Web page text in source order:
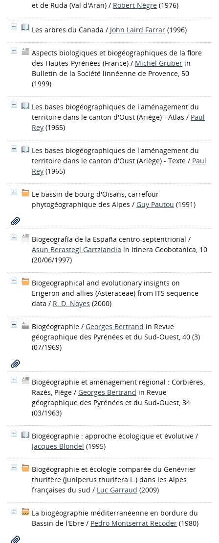
et de Ruda (Val d'Aran) / Robert Nègre (1976)
Les arbres du Canada / John Laird Farrar (1996)
Aspects biologiques et biogéographiques de la flore
des Hautes-Pyrénées (France) / Michel Gruber in
Bulletin de la Société linnéenne de Provence, 50
(1999)
Les bases biogéographiques de l'aménagement du
territoire dans le canton d'Oust (Ariège) - Atlas / Paul
Rey (1965)
Les bases biogéographiques de l'aménagement du
territoire dans le canton d'Oust (Ariège) - Texte / Paul
Rey (1965)
Le bassin de bourg d'Oisans, carrefour
phytogéographique des Alpes / Guy Pautou (1991)
Biogeografía de la España centro-septentrional /
Asun Berastegi Gartziandia in Itinera Geobotanica, 10
(20/06/1997)
Biogeographical and evolutionary insights on
Erigeron and allies (Asteraceae) from ITS sequence
data / R. D. Noyes (2000)
Biogéographie / Georges Bertrand in Revue
géographique des Pyrénées et du Sud-Ouest, 40 (3)
(07/1969)
Biogéographie et aménagement régional : Corbières,
Razès, Piège / Georges Bertrand in Revue
géographique des Pyrénées et du Sud-Ouest, 34
(03/1963)
Biogéographie : approche écologique et évolutive /
Jacques Blondel (1995)
Biogéographie et écologie comparée du Genévrier
thurifère (Juniperus thurifera L.) dans les Alpes
françaises du sud / Luc Garraud (2009)
La biogéographie méditerranéenne en bordure du
Bassin de l'Ebre / Pedro Montserrat Recoder (1980)